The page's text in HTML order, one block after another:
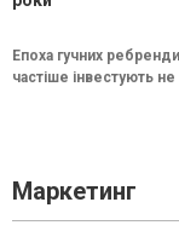
Епоха гучних
частіше інвестують
Маркетинг